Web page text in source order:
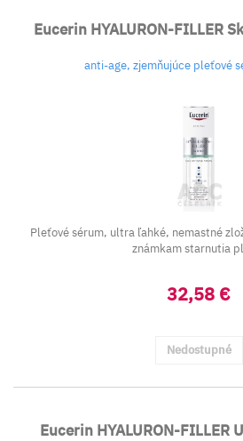
Eucerin HYALURON-FILLER
anti-age, zjemňujúce pleťové
Pleťové sérum, ultra ľahké, nemastné
známkam starnutia
32,58 €
Nedostupné
Eucerin HYALURON-FILLER